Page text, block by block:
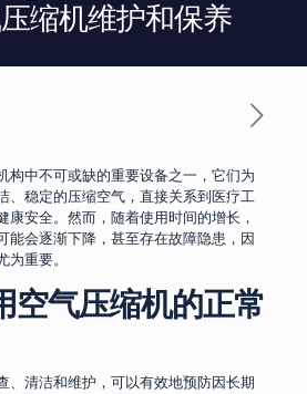
缩机维护和保养
构中不可或缺的重要设备之一，它们为
、稳定的压缩空气，直接关系到医疗工
康安全。然而，随着使用时间的增长，
能会逐渐下降，甚至存在故障隐患，因
重要。
空气压缩机的正常
、清洁和维护，可以有效地预防因长期